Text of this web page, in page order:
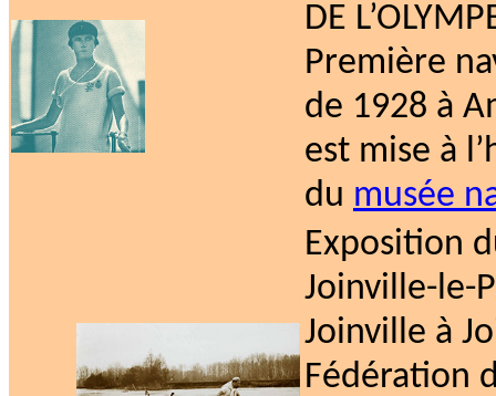
DE
Première
de 1928 à
est mise à
du musée
Exposition
Joinville-le-
Joinville à
Fédération